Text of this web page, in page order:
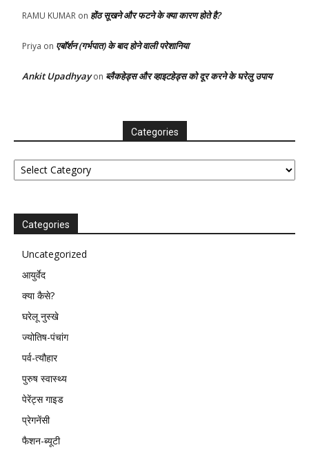
RAMU KUMAR on होंठ सूखने और फटने के क्या कारण होते है?
Priya on एबॉर्शन (गर्भपात) के बाद होने वाली परेशानिया
Ankit Upadhyayon ब्लैकहेड्स और व्हाइटहेड्स को दूर करने के घरेलु उपाय
Categories
Categories
Categories
Uncategorized
आयुर्वेद
क्या कैसे?
घरेलू नुस्खे
ज्योतिष-पंचांग
पर्व-त्यौहार
पुरुष स्वास्थ्य
पेरेंट्स गाइड
प्रेगनेंसी
फैशन-ब्यूटी